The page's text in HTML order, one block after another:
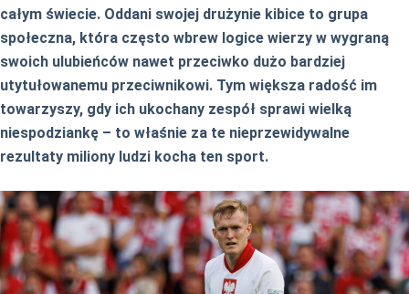
całym świecie. Oddani swojej drużynie kibice to grupa
społeczna, która często wbrew logice wierzy w wygraną
swoich ulubieńców nawet przeciwko dużo bardziej
utytułowanemu przeciwnikowi. Tym większa radość im
towarzyszy, gdy ich ukochany zespół sprawi wielką
niespodziankę – to właśnie za te nieprzewidywalne
rezultaty miliony ludzi kocha ten sport.